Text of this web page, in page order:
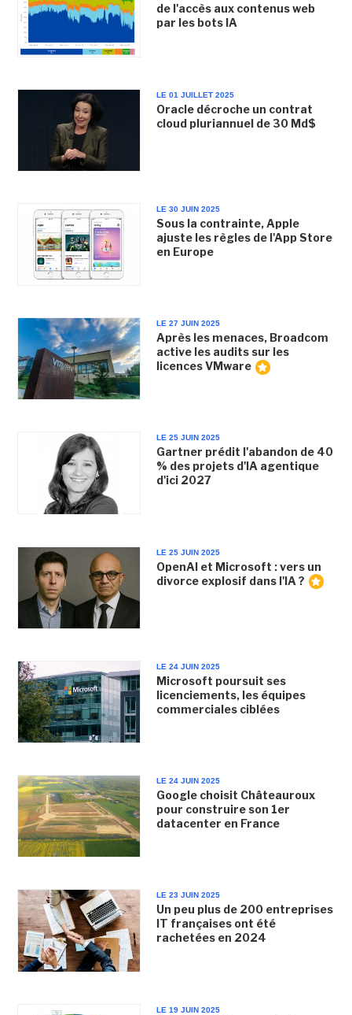
de l'accès aux contenus web
par les bots IA
LE 01 JUILLET 2025
Oracle décroche un contrat
cloud pluriannuel de 30 Md$
LE 30 JUIN 2025
Sous la contrainte, Apple
ajuste les règles de l'App Store
en Europe
LE 27 JUIN 2025
Après les menaces, Broadcom
active les audits sur les
licences VMware
LE 25 JUIN 2025
Gartner prédit l'abandon de 40
% des projets d'IA agentique
d'ici 2027
LE 25 JUIN 2025
OpenAI et Microsoft : vers un
divorce explosif dans l'IA ?
LE 24 JUIN 2025
Microsoft poursuit ses
licenciements, les équipes
commerciales ciblées
LE 24 JUIN 2025
Google choisit Châteauroux
pour construire son 1er
datacenter en France
LE 23 JUIN 2025
Un peu plus de 200 entreprises
IT françaises ont été
rachetées en 2024
LE 19 JUIN 2025